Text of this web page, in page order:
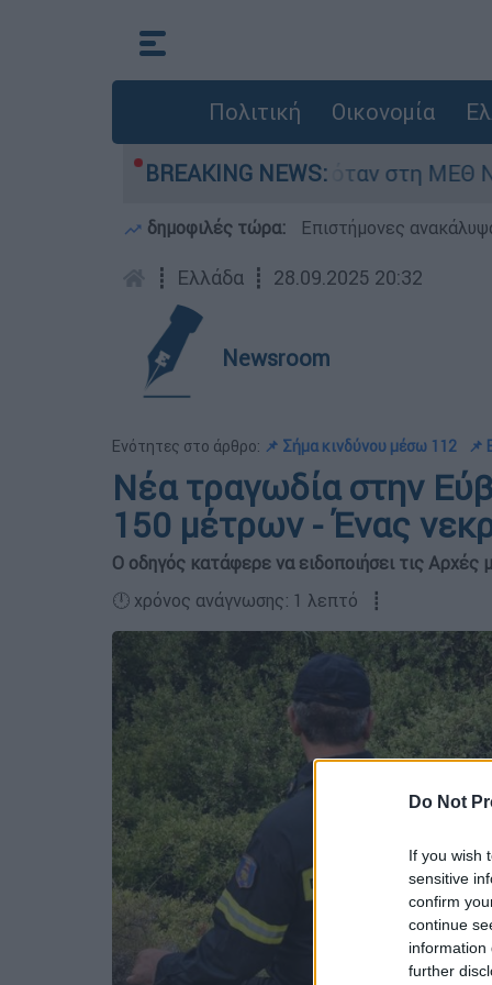
Do Not
If you wish
sensitive
confirm
continue
information
further
Πολιτική Οικονομία
BREAKING NEWS:
8 ημερών - Νοσηλευόταν στη ΜΕΘ
δημοφιλές τώρα: Επιστήμονες
┋ Ελλάδα ┋ 28.09.2025 20:32
Newsroom
Ενότητες στο άρθρο: 📌 Σήμα κινδύνου μέσω 112 📌
Νέα τραγωδία στην
150 μέτρων - Ένας
Ο οδηγός κατάφερε να ειδοποιήσει τις Αρχές
🕛 χρόνος ανάγνωσης: 1 λεπτό ┋